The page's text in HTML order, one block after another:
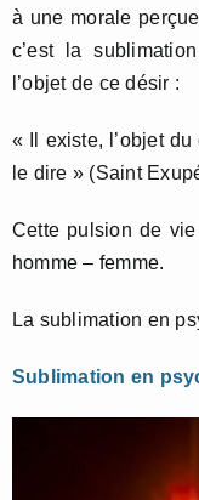
à une morale
c’est la
l’objet de ce désir :
« Il existe, l’objet
le dire » (Saint
Cette pulsion de
homme – femme.
La sublimation en
Sublimation en